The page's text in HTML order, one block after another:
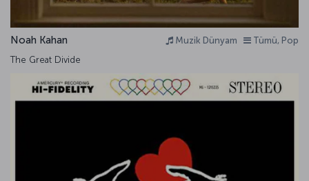
Muzik Dünyam Tümü, Pop
Noah Kahan
The Great Divide